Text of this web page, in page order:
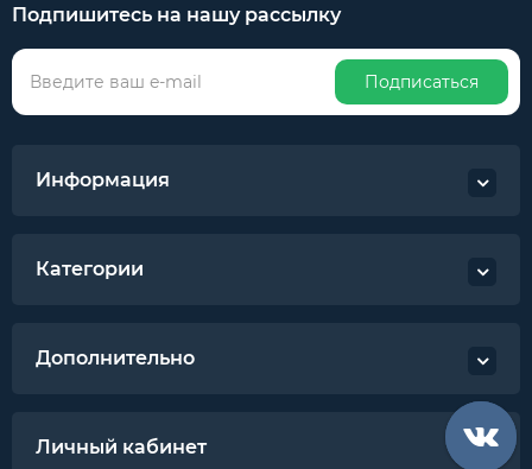
Подпишитесь на нашу рассылку
Подписаться
Информация
Категории
Дополнительно
Личный кабинет